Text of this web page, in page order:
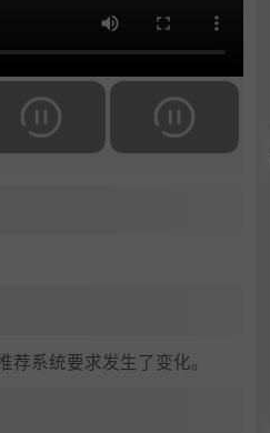
系统要求发生了变化。